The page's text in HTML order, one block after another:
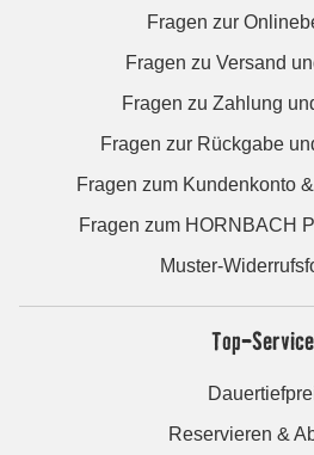
Fragen zur
Fragen zu Versand
Fragen zu Zahlung
Fragen zur Rückgabe
Fragen zum Kundenkonto
Fragen zum HORNBACH
Muster-
Top-
Reservieren &